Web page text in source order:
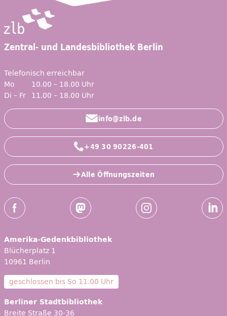
Zentral- und Landesbibliothek Berlin
Telefonisch erreichbar
Mo
10.00 – 18.00 Uhr
Di – Fr 11.00 – 18.00 Uhr
info@zlb.de
+49 30 90226-401
Alle Öffnungszeiten
Social-Media Kanäle der ZLB
Facebook Mastodon Instagram
Amerika-Gedenkbibliothek
Blücherplatz 1
10961 Berlin
geschlossen bis So 11.00 Uhr
Berliner Stadtbibliothek
Breite Straße 30-36